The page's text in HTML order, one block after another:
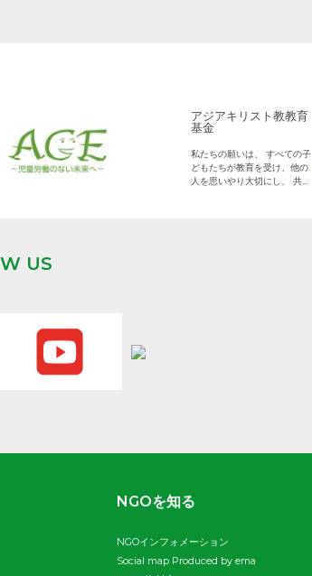
アジアキリスト教教育
基金
私たちの願いは、 すべての子
どもたちが教育を受け、他の
人を思いやり大切にし、 共に
US
NGOを知る
NGOインフォメーション
Social map Produced by ema